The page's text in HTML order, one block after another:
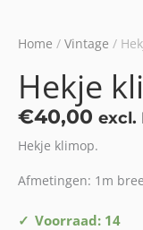
Home / Vintage /
Hekje
€40,00 excl.
Hekje klimop.
Afmetingen: 1m
Voorraad: 14
Hekje